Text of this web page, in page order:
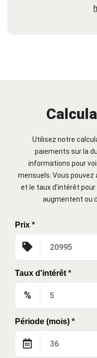
Utilisez notre
paiements sur la
informations pour
mensuels. Vous pouvez
et le taux d’intérêt
augmentent ou
Prix *
Taux d'intérêt *
%
Période (mois) *